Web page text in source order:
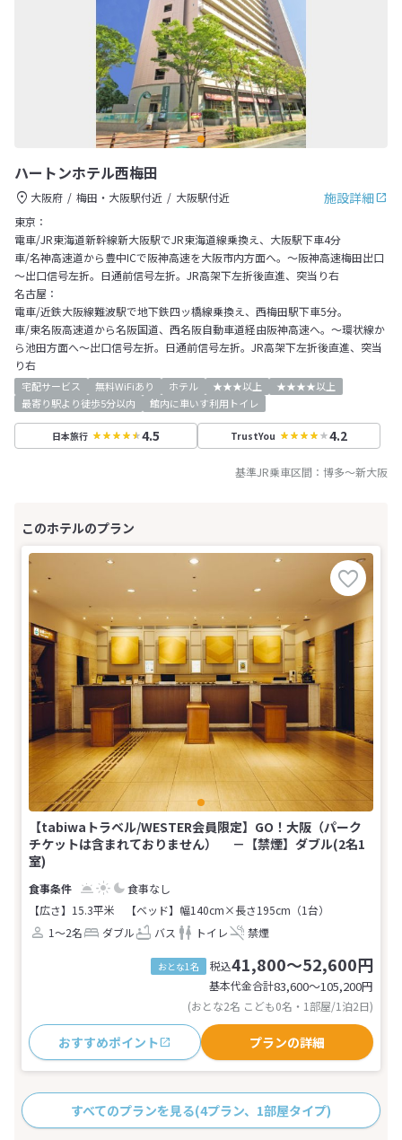
ハートンホテル西梅田
施設詳細
大阪府 梅田・大阪駅付近
大阪駅付近
東京：
電車/JR東海道新幹線新大阪駅でJR東海道線乗換え、大阪駅下車4分
車/名神高速道から豊中ICで阪神高速を大阪市内方面へ。～阪神高速梅田出口
～出口信号左折。日通前信号左折。JR高架下左折後直進、突当り右
名古屋：
電車/近鉄大阪線難波駅で地下鉄四ッ橋線乗換え、西梅田駅下車5分。
車/東名阪高速道から名阪国道、西名阪自動車道経由阪神高速へ。～環状線か
ら池田方面へ～出口信号左折。日通前信号左折。JR高架下左折後直進、突当
り右
宅配サービス 無料WiFiあり ホテル ★★★以上
★★★★以上
最寄り駅より徒歩5分以内
館内に車いす利用トイレ
日本旅行 4.5 TrustYou 4.2
基準JR乗車区間： 博多～新大阪
【tabiwaトラベル/WESTER会員限定】GO！大阪（パーク
チケットは含まれておりません） －【禁煙】ダブル(2名1
室)
食事なし
【広さ】15.3平米
【ベッド】幅140cm×長さ195cm（1台）
1～2名
ダブル バス トイレ 禁煙
おとな1名 税込41,800～52,600円
基本代金合計83,600〜105,200円
(おとな2名 こども0名・1部屋/1泊2日)
おすすめポイント プランの詳細
すべてのプランを見る(4プラン、1部屋タイプ)